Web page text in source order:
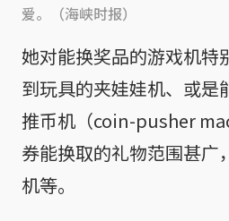
爱。（海峡时报）
她对能换奖品的游戏机特
到玩具的夹娃娃机、或是
推币机（coin-pusher
券能换取的礼物范围甚广
机等。